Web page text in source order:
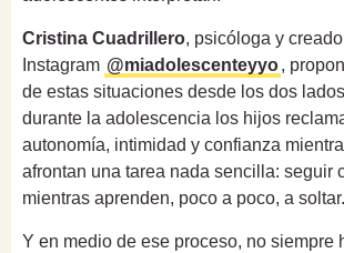
Cristina Cuadrillero, psicóloga y
Instagram @miadolescenteyyo,
de estas situaciones desde los dos
durante la adolescencia los hijos
autonomía, intimidad y confianza
afrontan una tarea nada sencilla: seguir
mientras aprenden, poco a poco, a soltar.
Y en medio de ese proceso, no siempre